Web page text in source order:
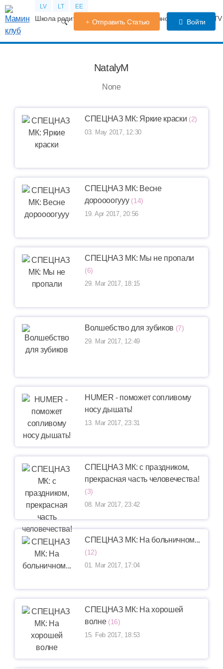
LV LT EE
Школа родителей Календарь беременности Форум
Отправить Статью Войти
NatalyM
None
СПЕЦНАЗ МК: Яркие краски (2)
03. May 2017, 12:30
СПЕЦНАЗ МК: Весне
дороооогууу (14)
19. Apr 2017, 20:56
СПЕЦНАЗ МК: Мы не пропали
(6)
29. Mar 2017, 18:15
Волшебство для зубиков (7)
29. Mar 2017, 12:49
HUMER - поможет сопливому
носу дышать!
13. Mar 2017, 23:31
СПЕЦНАЗ МК: с праздником,
прекрасная часть человечества!
(3)
08. Mar 2017, 23:42
СПЕЦНАЗ МК: На больничном...
(12)
01. Mar 2017, 17:04
СПЕЦНАЗ МК: На хорошей
волне (16)
15. Feb 2017, 18:53